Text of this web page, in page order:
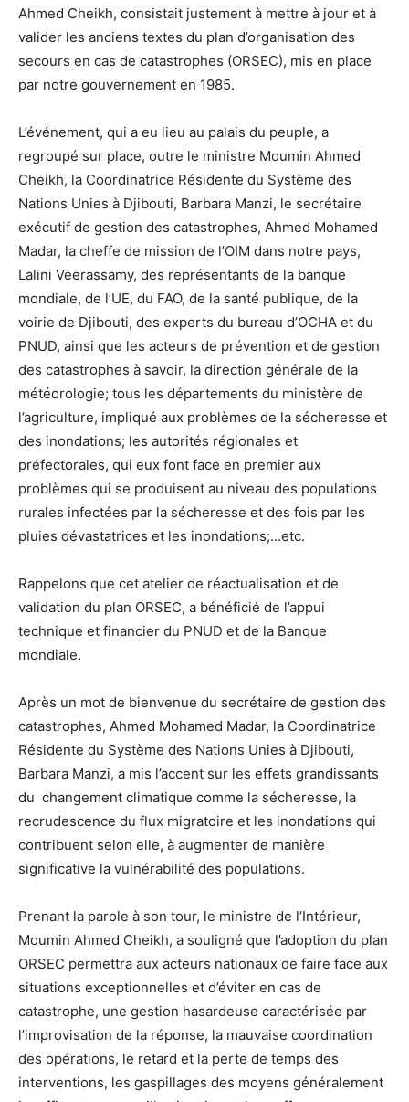
Ahmed Cheikh, consistait justement à mettre à jour et à
valider les anciens textes du plan d’organisation des
secours en cas de catastrophes (ORSEC), mis en place
par notre gouvernement en 1985.
L’événement, qui a eu lieu au palais du peuple, a
regroupé sur place, outre le ministre Moumin Ahmed
Cheikh, la Coordinatrice Résidente du Système des
Nations Unies à Djibouti, Barbara Manzi, le secrétaire
exécutif de gestion des catastrophes, Ahmed Mohamed
Madar, la cheffe de mission de l’OIM dans notre pays,
Lalini Veerassamy, des représentants de la banque
mondiale, de l’UE, du FAO, de la santé publique, de la
voirie de Djibouti, des experts du bureau d’OCHA et du
PNUD, ainsi que les acteurs de prévention et de gestion
des catastrophes à savoir, la direction générale de la
météorologie; tous les départements du ministère de
l’agriculture, impliqué aux problèmes de la sécheresse et
des inondations; les autorités régionales et
préfectorales, qui eux font face en premier aux
problèmes qui se produisent au niveau des populations
rurales infectées par la sécheresse et des fois par les
pluies dévastatrices et les inondations;…etc.
Rappelons que cet atelier de réactualisation et de
validation du plan ORSEC, a bénéficié de l’appui
technique et financier du PNUD et de la Banque
mondiale.
Après un mot de bienvenue du secrétaire de gestion des
catastrophes, Ahmed Mohamed Madar, la Coordinatrice
Résidente du Système des Nations Unies à Djibouti,
Barbara Manzi, a mis l’accent sur les effets grandissants
du changement climatique comme la sécheresse, la
recrudescence du flux migratoire et les inondations qui
contribuent selon elle, à augmenter de manière
significative la vulnérabilité des populations.
Prenant la parole à son tour, le ministre de l’Intérieur,
Moumin Ahmed Cheikh, a souligné que l’adoption du plan
ORSEC permettra aux acteurs nationaux de faire face aux
situations exceptionnelles et d’éviter en cas de
catastrophe, une gestion hasardeuse caractérisée par
l’improvisation de la réponse, la mauvaise coordination
des opérations, le retard et la perte de temps des
interventions, les gaspillages des moyens généralement